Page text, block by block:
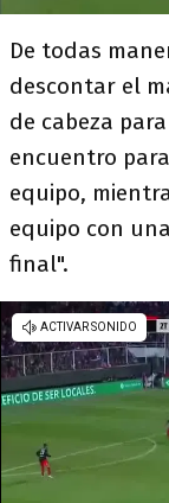
De todas
descontar el
de cabeza
encuentro para
equipo,
equipo con
final".